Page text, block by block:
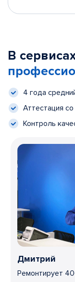
В
4 года
Аттестация
Контроль
Дмитрий
Ремонтирует